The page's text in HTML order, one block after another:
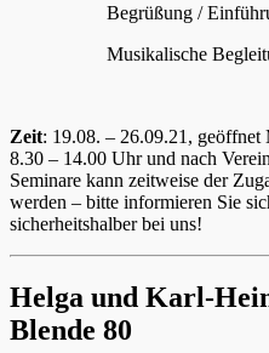
Begrüßung /
Musikalische
Zeit: 19.08. – 26.09.21,
8.30 – 14.00 Uhr und nach
Seminare kann zeitweise der
werden – bitte informieren Sie
sicherheitshalber bei uns!
Helga und Karl-
Blende 80